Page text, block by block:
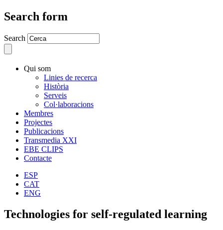
Search form
Search
Qui som
Linies de recerca
Història
Serveis
Col·laboracions
Membres
Projectes
Publicacions
Transmedia XXI
EBE CLIPS
Contacte
ESP
CAT
ENG
Technologies for self-regulated learning